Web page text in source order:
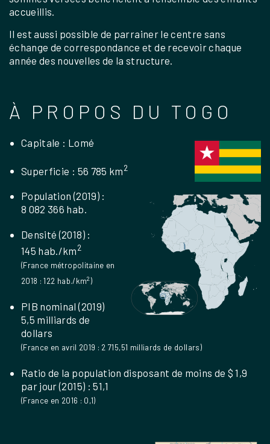
accueillis.
Il est aussi possible de parrainer le centre sans
échange de correspondance et de recevoir chaque
année des nouvelles de la structure.
À PROPOS DU TOGO
Capitale : Lomé
Superficie : 56 785 km2
Population (2019) :
8 082 366 hab.
Densité (2018) :
145 hab./km2
(France métropolitaine en
2018 : 122 hab./km2 )
PIB nominal (2019)
5,5 milliards de
dollars
(France en avril 2019 : 2 715,51 milliards de dollars)
Ratio de la population disposant de moins de $ 1,9
par jour (2015) : 51,1
(France en 2016 : 0,1)